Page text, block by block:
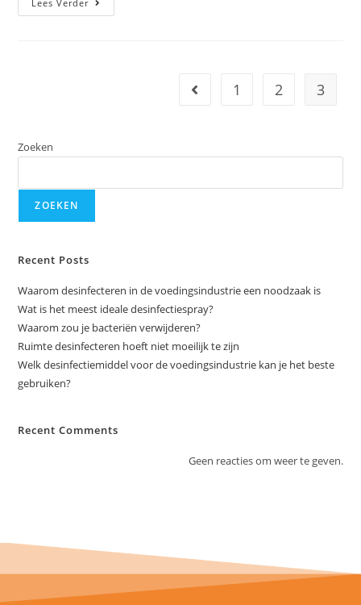
Lees Verder
1 2 3
Zoeken
ZOEKEN
Recent Posts
Waarom desinfecteren in de voedingsindustrie een noodzaak is
Wat is het meest ideale desinfectiespray?
Waarom zou je bacteriën verwijderen?
Ruimte desinfecteren hoeft niet moeilijk te zijn
Welk desinfectiemiddel voor de voedingsindustrie kan je het beste
gebruiken?
Recent Comments
Geen reacties om weer te geven.